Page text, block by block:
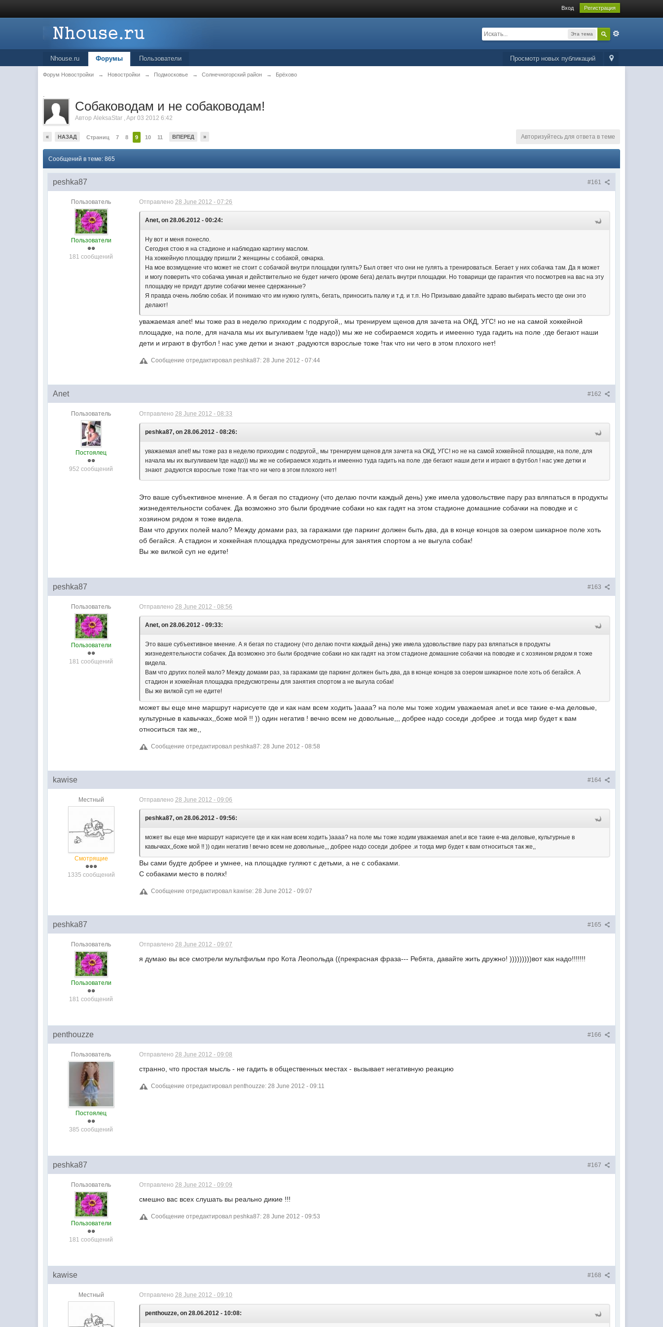
Вход Регистрация
Эта тема
Просмотр новых публикаций
Nhouse.ru Форумы Пользователи
Форум Новостройки → Новостройки → Подмосковье → Солнечногорский район → Брёхово
.
Собаководам и не собаководам!
АвторAleksaStar ,Apr 03 2012 6:42
« НАЗАД Страниц 7 8 9 10 11 ВПЕРЕД » Авторизуйтесь для ответа в теме
Сообщений в теме: 865
#161
peshka87
Пользователь
Пользователи
181 сообщений
Отправлено28 June 2012 - 07:26
Anet, on 28.06.2012 - 00:24:
Ну вот и меня понесло.
Сегодня стою я на стадионе и наблюдаю картину маслом.
На хоккейную площадку пришли 2 женщины с собакой, овчарка.
На мое возмущение что может не стоит с собачкой внутри площадки гулять? Был ответ что они не гулять а тренироваться. Бегает у них собачка там. Да я может
и могу поверить что собачка умная и действительно не будет ничего (кроме бега) делать внутри площадки. Но товарищи где гарантия что посмотрев на вас на эту
площадку не придут другие собачки менее сдержанные?
Я правда очень люблю собак. И понимаю что им нужно гулять, бегать, приносить палку и т.д. и т.п. Но Призываю давайте здраво выбирать место где они это
делают!
уважаемая anet! мы тоже раз в неделю приходим с подругой,, мы тренируем щенов для зачета на ОКД, УГС! но не на самой хоккейной
площадке, на поле, для начала мы их выгуливаем !где надо)) мы же не собираемся ходить и имеенно туда гадить на поле ,где бегают наши
дети и играют в футбол ! нас уже детки и знают ,радуются взрослые тоже !так что ни чего в этом плохого нет!
Сообщение отредактировал peshka87: 28 June 2012 - 07:44
#162
Anet
Пользователь
Постоялец
952 сообщений
Отправлено28 June 2012 - 08:33
peshka87, on 28.06.2012 - 08:26:
уважаемая anet! мы тоже раз в неделю приходим с подругой,, мы тренируем щенов для зачета на ОКД, УГС! но не на самой хоккейной площадке, на поле, для
начала мы их выгуливаем !где надо)) мы же не собираемся ходить и имеенно туда гадить на поле ,где бегают наши дети и играют в футбол ! нас уже детки и
знают ,радуются взрослые тоже !так что ни чего в этом плохого нет!
Это ваше субъективное мнение. А я бегая по стадиону (что делаю почти каждый день) уже имела удовольствие пару раз вляпаться в продукты
жизнедеятельности собачек. Да возможно это были бродячие собаки но как гадят на этом стадионе домашние собачки на поводке и с
хозяином рядом я тоже видела.
Вам что других полей мало? Между домами раз, за гаражами где паркинг должен быть два, да в конце концов за озером шикарное поле хоть
об бегайся. А стадион и хоккейная площадка предусмотрены для занятия спортом а не выгула собак!
Вы же вилкой суп не едите!
#163
peshka87
Пользователь
Пользователи
181 сообщений
Отправлено28 June 2012 - 08:56
Anet, on 28.06.2012 - 09:33:
Это ваше субъективное мнение. А я бегая по стадиону (что делаю почти каждый день) уже имела удовольствие пару раз вляпаться в продукты
жизнедеятельности собачек. Да возможно это были бродячие собаки но как гадят на этом стадионе домашние собачки на поводке и с хозяином рядом я тоже
видела.
Вам что других полей мало? Между домами раз, за гаражами где паркинг должен быть два, да в конце концов за озером шикарное поле хоть об бегайся. А
стадион и хоккейная площадка предусмотрены для занятия спортом а не выгула собак!
Вы же вилкой суп не едите!
может вы еще мне маршрут нарисуете где и как нам всем ходить )аааа? на поле мы тоже ходим уважаемая anet.и все такие е-ма деловые,
культурные в кавычках,,боже мой !! )) один негaтив ! вечно всем не довольные,,, добрее надо соседи ,добрее .и тогда мир будет к вам
относиться так же,,
Сообщение отредактировал peshka87: 28 June 2012 - 08:58
#164
kawise
Местный
Смотрящие
1335 сообщений
Отправлено28 June 2012 - 09:06
peshka87, on 28.06.2012 - 09:56:
может вы еще мне маршрут нарисуете где и как нам всем ходить )аааа? на поле мы тоже ходим уважаемая anet.и все такие е-ма деловые, культурные в
кавычках,,боже мой !! )) один негaтив ! вечно всем не довольные,,, добрее надо соседи ,добрее .и тогда мир будет к вам относиться так же,,
Вы сами будте добрее и умнее, на площадке гуляют с детьми, а не с собаками.
С собаками место в полях!
Сообщение отредактировал kawise: 28 June 2012 - 09:07
#165
peshka87
Пользователь
Пользователи
181 сообщений
Отправлено28 June 2012 - 09:07
я думаю вы все смотрели мультфильм про Кота Леопольда ((прекрасная фраза--- Ребята, давайте жить дружно! )))))))))вот как надо!!!!!!!
#166
penthouzze
Пользователь
Постоялец
385 сообщений
Отправлено28 June 2012 - 09:08
странно, что простая мысль - не гадить в общественных местах - вызывает негативную реакцию
Сообщение отредактировал penthouzze: 28 June 2012 - 09:11
#167
peshka87
Пользователь
Пользователи
181 сообщений
Отправлено28 June 2012 - 09:09
смешно вас всех слушать вы реально дикие !!!
Сообщение отредактировал peshka87: 28 June 2012 - 09:53
#168
kawise
Местный Отправлено28 June 2012 - 09:10
penthouzze, on 28.06.2012 - 10:08: